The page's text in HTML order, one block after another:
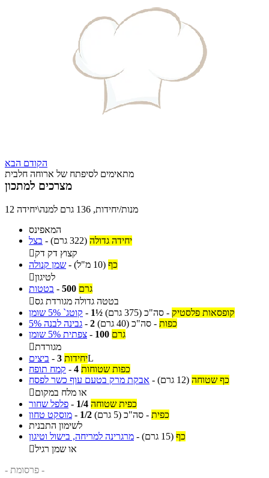
הקודם הבא
מתאימים לסיפתח של ארוחה חלבית
מצרכים למתכון
12 מנות/יחידות, 136 גרם למנה\יחידה
המאפינס
בצל - יחידה גדולה (322 גרם)
קצוץ דק דק
שמן קנולה - כף (10 מ"ל)
לטיגון
בטטות - 500 גרם
בטטה גדולה מגורדת גס
קוטג` 5% שומן - 1½ קופסאות פלסטיק - סה"כ (375 גרם)
גבינה לבנה 5% - 2 כפות - סה"כ (40 גרם)
צפתית 5% שומן - 100 גרם
מגורדת
ביצים - 3 יחידותL
קמח תופח - 4 כפות שטוחות
אבקת מרק בטעם עוף כשר לפסח - כף שטוחה (12 גרם)
או מלח במקום
פלפל שחור - 1/4 כפית שטוחה
מוסקט טחון - 1/2 כפית - סה"כ (5 גרם)
לשימון התבנית
מרגרינה למריחה, בישול וטיגון - כף (15 גרם)
או שמן רגיל
- פרסומת -